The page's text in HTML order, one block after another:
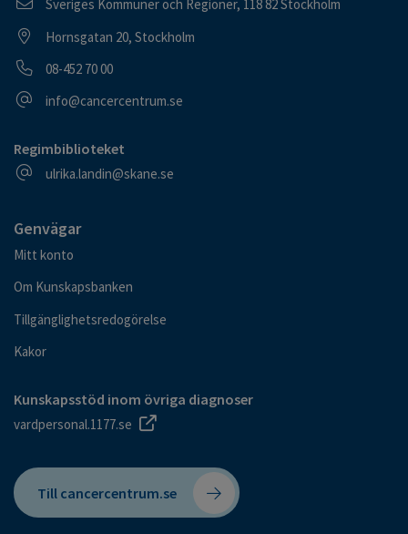
Postadress
Sveriges Kommuner och Regioner, 118 82 Stockholm
Besöksadress
Hornsgatan 20, Stockholm
Telefonnummer
08-452 70 00
E-postadress
info@cancercentrum.se
Regimbiblioteket
E-postadress
ulrika.landin@skane.se
Genvägar
Mitt konto
Om Kunskapsbanken
Tillgänglighetsredogörelse
Kakor
Kunskapsstöd inom övriga diagnoser
vardpersonal.1177.se
Till cancercentrum.se